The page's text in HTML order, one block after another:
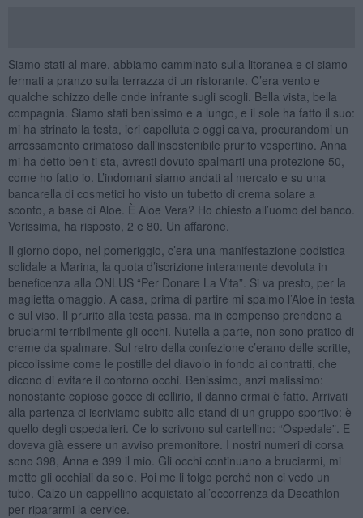
Siamo stati al mare, abbiamo camminato sulla litoranea e ci siamo
fermati a pranzo sulla terrazza di un ristorante. C’era vento e
qualche schizzo delle onde infrante sugli scogli. Bella vista, bella
compagnia. Siamo stati benissimo e a lungo, e il sole ha fatto il suo:
mi ha strinato la testa, ieri capelluta e oggi calva, procurandomi un
arrossamento erimatoso dall’insostenibile prurito vespertino. Anna
mi ha detto ben ti sta, avresti dovuto spalmarti una protezione 50,
come ho fatto io. L’indomani siamo andati al mercato e su una
bancarella di cosmetici ho visto un tubetto di crema solare a
sconto, a base di Aloe. È Aloe Vera? Ho chiesto all’uomo del banco.
Verissima, ha risposto, 2 e 80. Un affarone.
Il giorno dopo, nel pomeriggio, c’era una manifestazione podistica
solidale a Marina, la quota d’iscrizione interamente devoluta in
beneficenza alla ONLUS “Per Donare La Vita”. Si va presto, per la
maglietta omaggio. A casa, prima di partire mi spalmo l’Aloe in testa
e sul viso. Il prurito alla testa passa, ma in compenso prendono a
bruciarmi terribilmente gli occhi. Nutella a parte, non sono pratico di
creme da spalmare. Sul retro della confezione c’erano delle scritte,
piccolissime come le postille del diavolo in fondo ai contratti, che
dicono di evitare il contorno occhi. Benissimo, anzi malissimo:
nonostante copiose gocce di collirio, il danno ormai è fatto. Arrivati
alla partenza ci iscriviamo subito allo stand di un gruppo sportivo: è
quello degli ospedalieri. Ce lo scrivono sul cartellino: “Ospedale”. E
doveva già essere un avviso premonitore. I nostri numeri di corsa
sono 398, Anna e 399 il mio. Gli occhi continuano a bruciarmi, mi
metto gli occhiali da sole. Poi me li tolgo perché non ci vedo un
tubo. Calzo un cappellino acquistato all’occorrenza da Decathlon
per ripararmi la cervice.